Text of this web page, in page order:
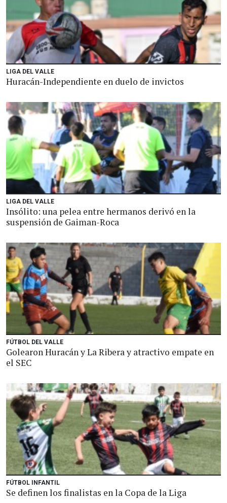
LIGA DEL VALLE
Huracán-Independiente en duelo de invictos
LIGA DEL VALLE
Insólito: una pelea entre hermanos derivó en la
suspensión de Gaiman-Roca
FÚTBOL DEL VALLE
Golearon Huracán y La Ribera y atractivo empate en
el SEC
FÚTBOL INFANTIL
Se definen los finalistas en la Copa de la Liga